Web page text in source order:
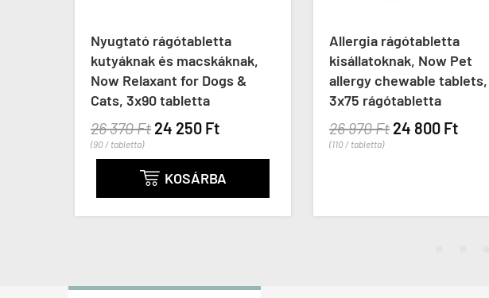
Nyugtató rágótabletta
kutyáknak és macskáknak,
Now Relaxant for Dogs &
Cats, 3x90 tabletta
26 370 Ft24 250 Ft
(90 / tabletta)
 KOSÁRBA
Allergia rágótabletta
kisállatoknak, Now Pet
allergy chewable tablets,
3x75 rágótabletta
26 970 Ft24 800 Ft
(110 / tabletta)